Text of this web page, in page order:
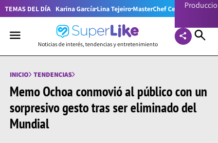
TEMAS DEL DÍA Karina García Lina Tejeiro MasterChef Celebrity
Noticias de interés, tendencias y entretenimiento
INICIO TENDENCIAS
Memo Ochoa conmovió al público con un
sorpresivo gesto tras ser eliminado del
Mundial